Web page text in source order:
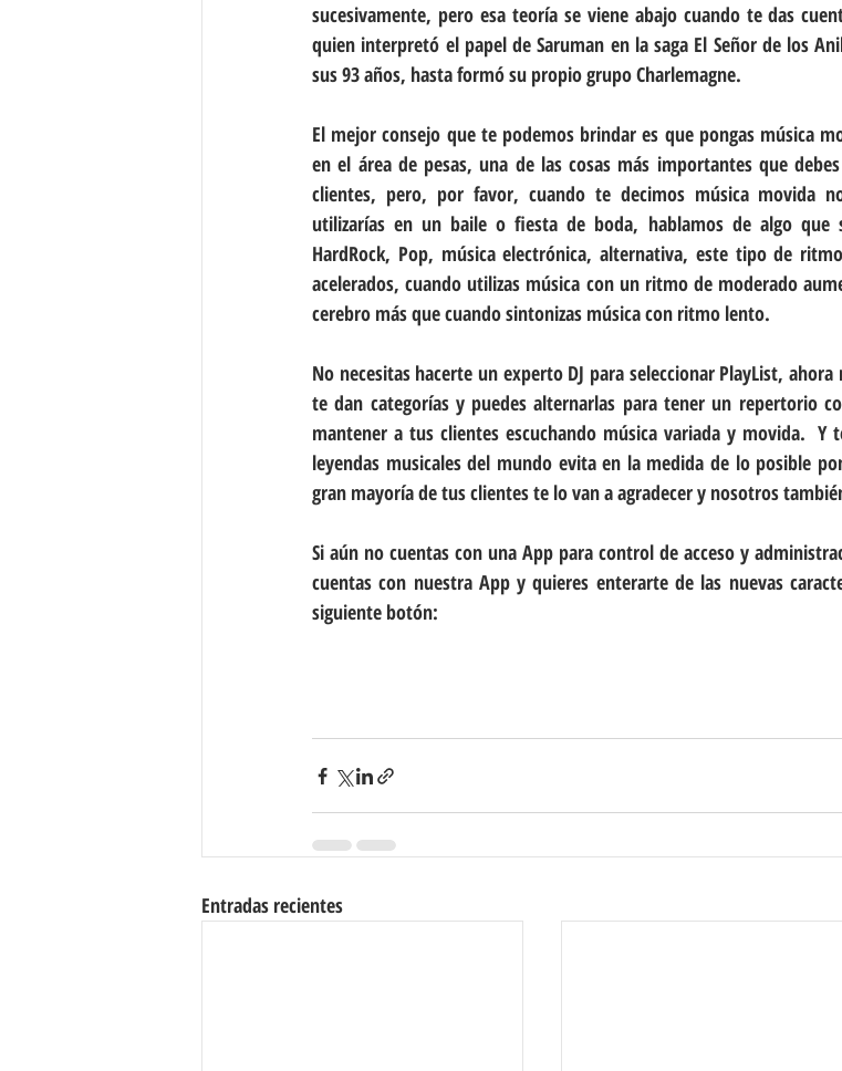
sucesivamente, pero esa teoría se viene abajo cuando te das
quien interpretó el papel de Saruman en la saga El Señor de los
sus 93 años, hasta formó su propio grupo Charlemagne.
El mejor consejo que te podemos brindar es que pongas música
en el área de pesas, una de las cosas más importantes que
clientes, pero, por favor, cuando te decimos música movida
utilizarías en un baile o fiesta de boda, hablamos de algo que
HardRock, Pop, música electrónica, alternativa, este tipo de
acelerados, cuando utilizas música con un ritmo de moderado
cerebro más que cuando sintonizas música con ritmo lento.
No necesitas hacerte un experto DJ para seleccionar PlayList,
te dan categorías y puedes alternarlas para tener un repertorio
mantener a tus clientes escuchando música variada y movida.  Y
leyendas musicales del mundo evita en la medida de lo posible
gran mayoría de tus clientes te lo van a agradecer y nosotros
Si aún no cuentas con una App para control de acceso y
cuentas con nuestra App y quieres enterarte de las nuevas
siguiente botón:
Entradas recientes